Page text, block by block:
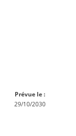
Prévue le :
29/10/2030